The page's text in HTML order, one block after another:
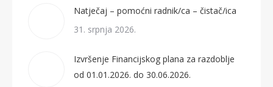
Natječaj – pomoćni radnik/ca – čistač/ica
31. srpnja 2026.
Izvršenje Financijskog plana za razdoblje
od 01.01.2026. do 30.06.2026.